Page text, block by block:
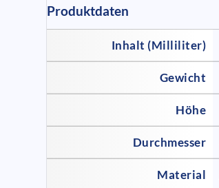
Produktdaten
Inhalt (Milliliter)
Gewicht
Höhe
Durchmesser
Material